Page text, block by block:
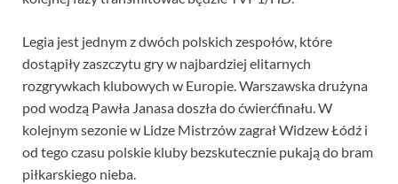
Legia jest jednym z dwóch polskich zespołów, które
dostąpiły zaszczytu gry w najbardziej elitarnych
rozgrywkach klubowych w Europie. Warszawska drużyna
pod wodzą Pawła Janasa doszła do ćwierćfinału. W
kolejnym sezonie w Lidze Mistrzów zagrał Widzew Łódź i
od tego czasu polskie kluby bezskutecznie pukają do bram
piłkarskiego nieba.